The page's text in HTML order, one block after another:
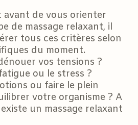
avant de vous orienter
de massage relaxant, il
tous ces critères selon
du moment.
vos tensions ?
ou le stress ?
ou faire le plein
votre organisme ? A
un massage relaxant